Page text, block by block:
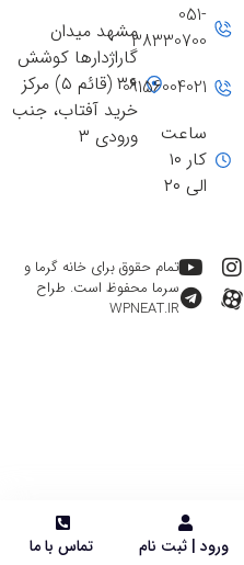
ورود | ثبت نام تماس با ما
مشهد میدان
گاراژدارها کوشش
۳۶ (قائم ۵) مرکز
خرید آفتاب، جنب
ورودی ۳
051-
38330700
09156004021
ساعت
کار ۱۰
الی ۲۰
تمام حقوق برای خانه گرما و
سرما محفوظ است. طراح
WPNEAT.IR